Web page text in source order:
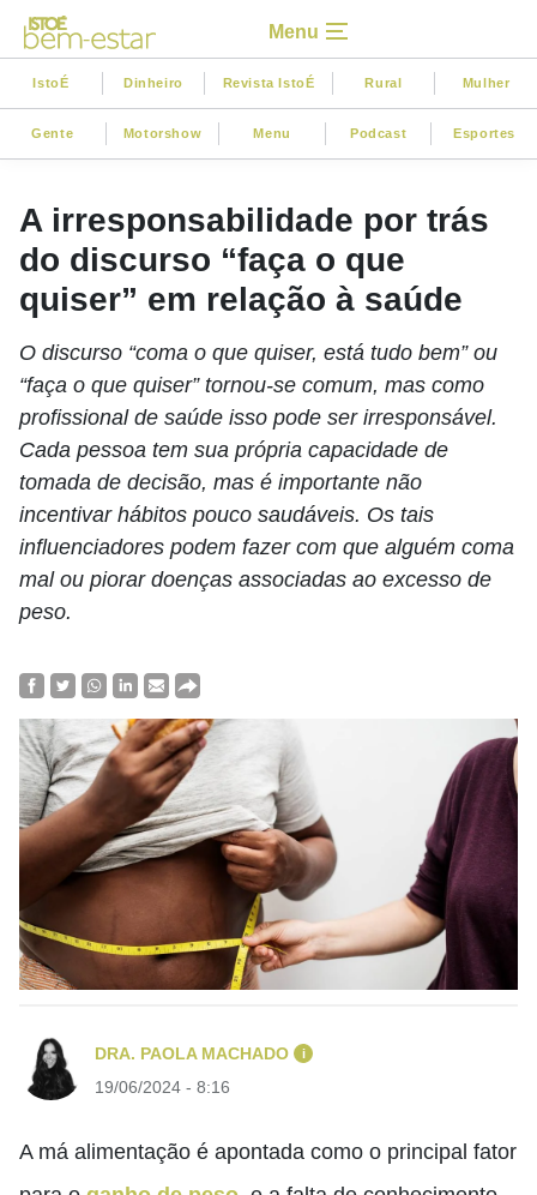
Menu
IstoÉ Dinheiro Revista IstoÉ Rural Mulher
Gente Motorshow Menu Podcast Esportes
A irresponsabilidade por trás
do discurso “faça o que
quiser” em relação à saúde
O discurso “coma o que quiser, está tudo bem” ou
“faça o que quiser” tornou-se comum, mas como
profissional de saúde isso pode ser irresponsável.
Cada pessoa tem sua própria capacidade de
tomada de decisão, mas é importante não
incentivar hábitos pouco saudáveis. Os tais
influenciadores podem fazer com que alguém coma
mal ou piorar doenças associadas ao excesso de
peso.
DRA. PAOLA MACHADO i
19/06/2024 - 8:16
A má alimentação é apontada como o principal fator